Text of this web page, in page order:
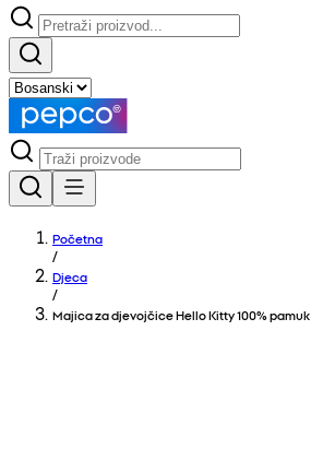
Početna
/
Djeca
/
Majica za djevojčice Hello Kitty 100% pamuk